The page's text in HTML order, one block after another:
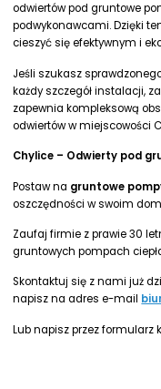
odwiertów pod gruntowe
podwykonawcami. Dzięki
cieszyć się efektywnym i
Jeśli szukasz
każdy szczegół instalacji,
zapewnia kompleksową
odwiertów w miejscowości
Chylice – Odwierty pod
Postaw na gruntowe
oszczędności w swoim
Zaufaj firmie z prawie 30
gruntowych pompach
Skontaktuj się z nami już
napisz na adres e-mail
Lub napisz przez formularz